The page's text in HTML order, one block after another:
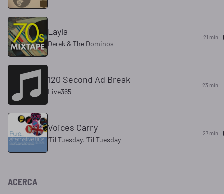
Layla
Derek & The Dominos
21 min
120 Second Ad Break
Live365
23 min
Voices Carry
'Til Tuesday, 'Til Tuesday
27 min
ACERCA